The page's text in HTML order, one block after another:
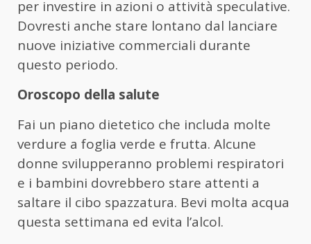
per investire in azioni o attività speculative.
Dovresti anche stare lontano dal lanciare
nuove iniziative commerciali durante
questo periodo.
Oroscopo della salute
Fai un piano dietetico che includa molte
verdure a foglia verde e frutta. Alcune
donne svilupperanno problemi respiratori
e i bambini dovrebbero stare attenti a
saltare il cibo spazzatura. Bevi molta acqua
questa settimana ed evita l’alcol.